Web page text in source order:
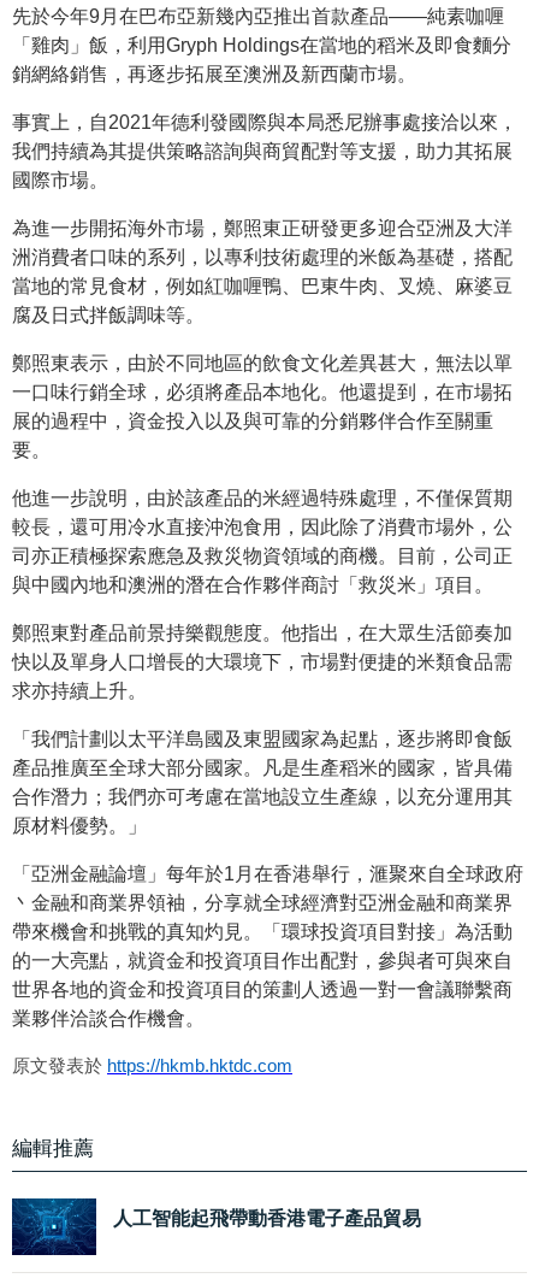
先於今年9月在巴布亞新幾內亞推出首款產品——純素咖喱
「雞肉」飯，利用Gryph Holdings在當地的稻米及即食麵分
銷網絡銷售，再逐步拓展至澳洲及新西蘭市場。
事實上，自2021年德利發國際與本局悉尼辦事處接洽以來，
我們持續為其提供策略諮詢與商貿配對等支援，助力其拓展
國際市場。
為進一步開拓海外市場，鄭照東正研發更多迎合亞洲及大洋
洲消費者口味的系列，以專利技術處理的米飯為基礎，搭配
當地的常見食材，例如紅咖喱鴨、巴東牛肉、叉燒、麻婆豆
腐及日式拌飯調味等。
鄭照東表示，由於不同地區的飲食文化差異甚大，無法以單
一口味行銷全球，必須將產品本地化。他還提到，在市場拓
展的過程中，資金投入以及與可靠的分銷夥伴合作至關重
要。
他進一步說明，由於該產品的米經過特殊處理，不僅保質期
較長，還可用冷水直接沖泡食用，因此除了消費市場外，公
司亦正積極探索應急及救災物資領域的商機。目前，公司正
與中國內地和澳洲的潛在合作夥伴商討「救災米」項目。
鄭照東對產品前景持樂觀態度。他指出，在大眾生活節奏加
快以及單身人口增長的大環境下，市場對便捷的米類食品需
求亦持續上升。
「我們計劃以太平洋島國及東盟國家為起點，逐步將即食飯
產品推廣至全球大部分國家。凡是生產稻米的國家，皆具備
合作潛力；我們亦可考慮在當地設立生產線，以充分運用其
原材料優勢。」
「亞洲金融論壇」每年於1月在香港舉行，滙聚來自全球政府
丶金融和商業界領袖，分享就全球經濟對亞洲金融和商業界
帶來機會和挑戰的真知灼見。「環球投資項目對接」為活動
的一大亮點，就資金和投資項目作出配對，參與者可與來自
世界各地的資金和投資項目的策劃人透過一對一會議聯繫商
業夥伴洽談合作機會。
原文發表於 https://hkmb.hktdc.com
編輯推薦
人工智能起飛帶動香港電子產品貿易